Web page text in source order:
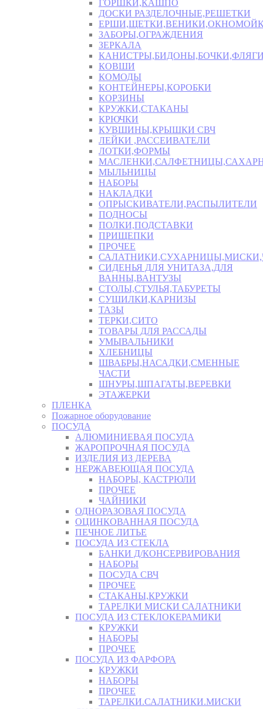
ГОРШКИ,КАШПО
ДОСКИ РАЗДЕЛОЧНЫЕ,РЕШЕТКИ
ЗАБОРЫ,ОГРАЖДЕНИЯ
ЗЕРКАЛА
КОВШИ
КОМОДЫ
КОНТЕЙНЕРЫ,КОРОБКИ
КОРЗИНЫ
КРУЖКИ,СТАКАНЫ
КРЮЧКИ
КУВШИНЫ,КРЫШКИ СВЧ
ЛЕЙКИ ,РАССЕИВАТЕЛИ
ЛОТКИ,ФОРМЫ
МЫЛЬНИЦЫ
НАБОРЫ
НАКЛАДКИ
ОПРЫСКИВАТЕЛИ,РАСПЫЛИТЕЛИ
ПОДНОСЫ
ПОЛКИ,ПОДСТАВКИ
ПРИЩЕПКИ
ПРОЧЕЕ
СИДЕНЬЯ ДЛЯ УНИТАЗА,ДЛЯ
ВАННЫ,ВАНТУЗЫ
СТОЛЫ,СТУЛЬЯ,ТАБУРЕТЫ
СУШИЛКИ,КАРНИЗЫ
ТАЗЫ
ТЕРКИ,СИТО
ТОВАРЫ ДЛЯ РАССАДЫ
УМЫВАЛЬНИКИ
ХЛЕБНИЦЫ
ШВАБРЫ,НАСАДКИ,СМЕННЫЕ
ЧАСТИ
ШНУРЫ,ШПАГАТЫ,ВЕРЕВКИ
ЭТАЖЕРКИ
ПЛЕНКА
Пожарное оборудование
ПОСУДА
АЛЮМИНИЕВАЯ ПОСУДА
ЖАРОПРОЧНАЯ ПОСУДА
ИЗДЕЛИЯ ИЗ ДЕРЕВА
НЕРЖАВЕЮЩАЯ ПОСУДА
НАБОРЫ, КАСТРЮЛИ
ПРОЧЕЕ
ЧАЙНИКИ
ОДНОРАЗОВАЯ ПОСУДА
ОЦИНКОВАННАЯ ПОСУДА
ПЕЧНОЕ ЛИТЬЕ
ПОСУДА ИЗ СТЕКЛА
БАНКИ Д/КОНСЕРВИРОВАНИЯ
НАБОРЫ
ПОСУДА СВЧ
ПРОЧЕЕ
СТАКАНЫ,КРУЖКИ
ТАРЕЛКИ МИСКИ САЛАТНИКИ
ПОСУДА ИЗ СТЕКЛОКЕРАМИКИ
КРУЖКИ
НАБОРЫ
ПРОЧЕЕ
ПОСУДА ИЗ ФАРФОРА
КРУЖКИ
НАБОРЫ
ПРОЧЕЕ
ТАРЕЛКИ.САЛАТНИКИ.МИСКИ